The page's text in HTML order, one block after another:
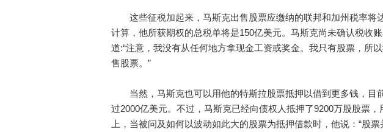
这些征税加起来，马斯克出售股票应缴纳的联邦和加州税率将
计算，他所获期权的总税单将是150亿美元。马斯克尚未确认税收
道:“注意，我没有从任何地方拿现金工资或奖金。我只有股票，所
售股票。”
当然，马斯克也可以用他的特斯拉股票抵押以借到更多钱，目
过2000亿美元。不过，马斯克已经向债权人抵押了9200万股股票
上，当被问及如何以波动如此大的股票为抵押借款时，他说：“股